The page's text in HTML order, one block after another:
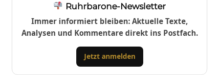
Ruhrbarone-Newsletter
Immer informiert bleiben: Aktuelle Texte,
Analysen und Kommentare direkt ins Postfach.
Jetzt anmelden